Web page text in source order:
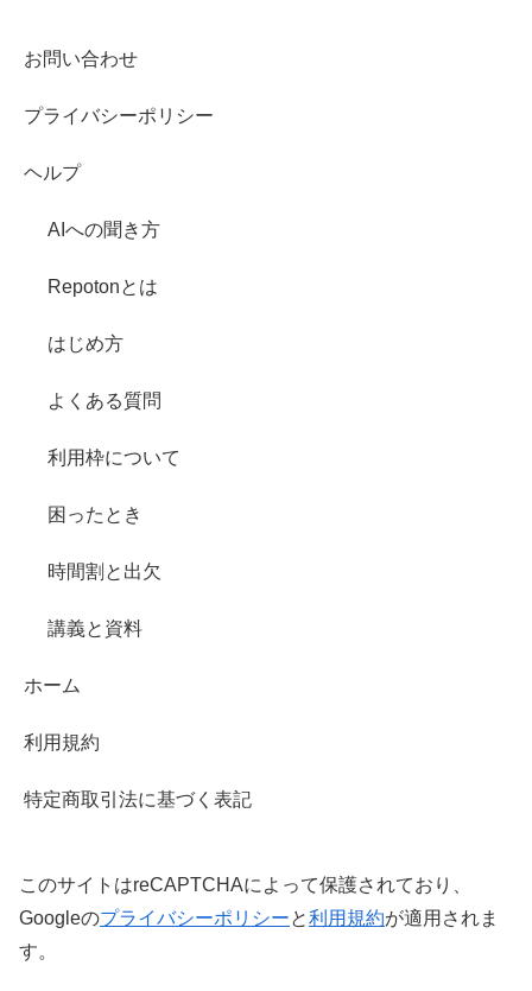
お問い合わせ
プライバシーポリシー
ヘルプ
AIへの聞き方
Repotonとは
はじめ方
よくある質問
利用枠について
困ったとき
時間割と出欠
講義と資料
ホーム
利用規約
特定商取引法に基づく表記
このサイトはreCAPTCHAによって保護されており、
Googleのプライバシーポリシーと利用規約が適用されま
す。